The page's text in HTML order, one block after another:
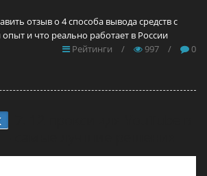
отзыв о 4 способа вывода средств с
и что реально работает в России
Рейтинги
/ 997 / 0